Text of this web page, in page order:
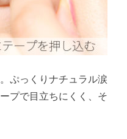
ぷっくりナチュラル涙
プで目立ちにくく、そ